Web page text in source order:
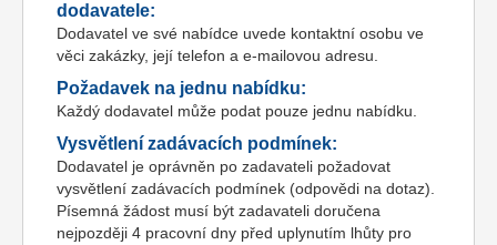
dodavatele:
Dodavatel ve své nabídce uvede kontaktní osobu ve
věci zakázky, její telefon a e-mailovou adresu.
Požadavek na jednu nabídku:
Každý dodavatel může podat pouze jednu nabídku.
Vysvětlení zadávacích podmínek:
Dodavatel je oprávněn po zadavateli požadovat
vysvětlení zadávacích podmínek (odpovědi na dotaz).
Písemná žádost musí být zadavateli doručena
nejpozději 4 pracovní dny před uplynutím lhůty pro